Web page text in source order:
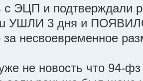
с ЭЦП и подтверждали
УШЛИ 3 дня и
несвоевременное
не новость что 94-